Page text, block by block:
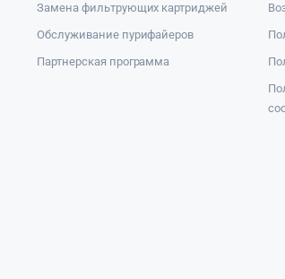
Замена фильтрующих картриджей
Обслуживание пурифайеров
Партнерская программа